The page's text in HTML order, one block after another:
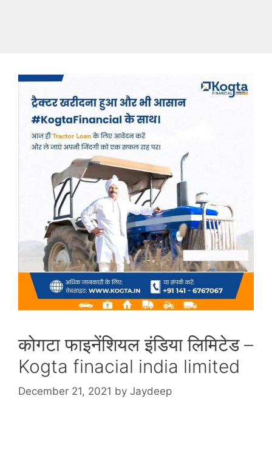
कोगटा फाइनेंशियल इंडिया लिमिटेड –
Kogta finacial india limited
December 21, 2021 by Jaydeep